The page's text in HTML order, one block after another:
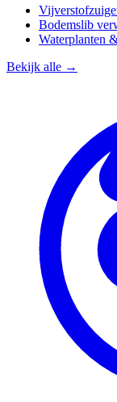
Bodemslib
Waterplanten
Bekijk alle →